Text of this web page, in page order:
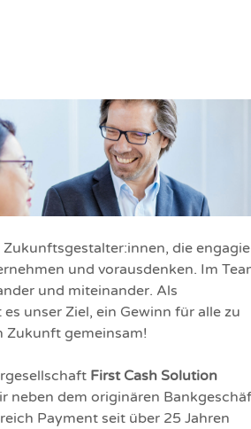
die
und vorausdenken. Im
und miteinander. Als
unser Ziel, ein Gewinn für alle zu
Zukunft gemeinsam!
First Cash Solution
neben dem originären
Payment seit über 25 Jahren